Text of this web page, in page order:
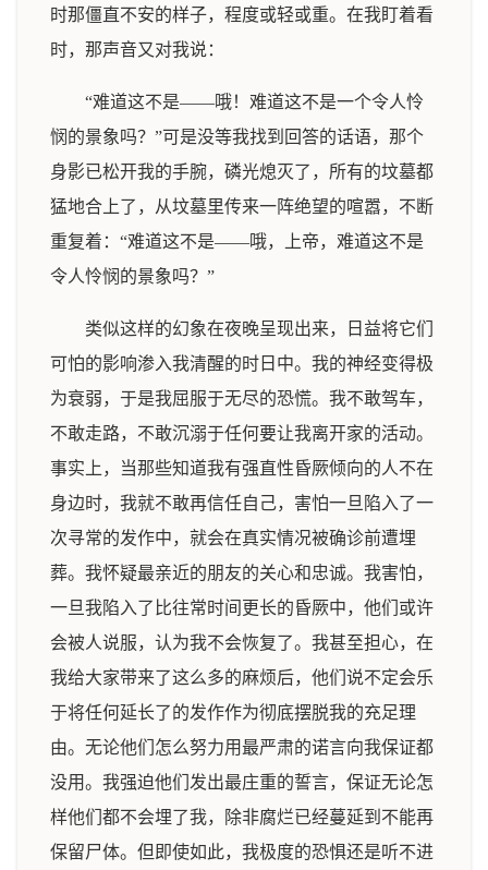
时那僵直不安的样子，程度或轻或重。在我盯着看
时，那声音又对我说：
“难道这不是——哦！难道这不是一个令人怜
悯的景象吗？”可是没等我找到回答的话语，那个
身影已松开我的手腕，磷光熄灭了，所有的坟墓都
猛地合上了，从坟墓里传来一阵绝望的喧嚣，不断
重复着：“难道这不是——哦，上帝，难道这不是
令人怜悯的景象吗？”
类似这样的幻象在夜晚呈现出来，日益将它们
可怕的影响渗入我清醒的时日中。我的神经变得极
为衰弱，于是我屈服于无尽的恐慌。我不敢驾车，
不敢走路，不敢沉溺于任何要让我离开家的活动。
事实上，当那些知道我有强直性昏厥倾向的人不在
身边时，我就不敢再信任自己，害怕一旦陷入了一
次寻常的发作中，就会在真实情况被确诊前遭埋
葬。我怀疑最亲近的朋友的关心和忠诚。我害怕，
一旦我陷入了比往常时间更长的昏厥中，他们或许
会被人说服，认为我不会恢复了。我甚至担心，在
我给大家带来了这么多的麻烦后，他们说不定会乐
于将任何延长了的发作作为彻底摆脱我的充足理
由。无论他们怎么努力用最严肃的诺言向我保证都
没用。我强迫他们发出最庄重的誓言，保证无论怎
样他们都不会埋了我，除非腐烂已经蔓延到不能再
保留尸体。但即使如此，我极度的恐惧还是听不进